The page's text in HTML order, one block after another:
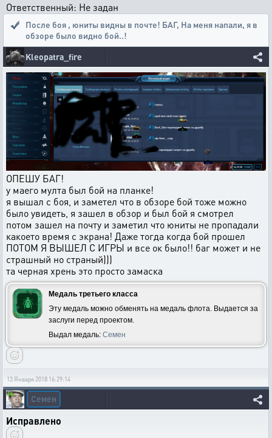
Ответственный: Не задан
После боя , юниты видны в почте! БАГ, На меня напали, я в
обзоре было видно бой..!
Kleopatra_fire
ОПЕШУ БАГ!
у маего мулта был бой на планке!
я вышал с боя, и заметел что в обзоре бой тоже можно
было увидеть, я зашел в обзор и был бой я смотрел
потом зашел на почту и заметил что юниты не пропадали
какоето время с экрана! Даже тогда когда бой прошел
ПОТОМ Я ВЫШЕЛ С ИГРЫ и все ок было!! баг может и не
страшный но страный)))
та черная хрень это просто замаска
Медаль третьего класса
Эту медаль можно обменять на медаль флота. Выдается за
заслуги перед проектом.
Выдал медаль: Семен
13 Января 2018 16:29:14
Семен
Исправлено